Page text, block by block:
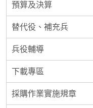
預算及決算
替代役、補充兵
兵役輔導
下載專區
採購作業實施規章